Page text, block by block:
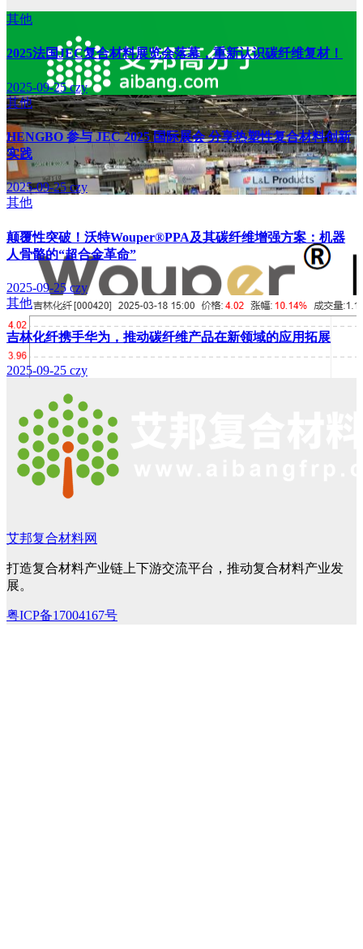
其他
2025法国JEC复合材料展览会落幕，重新认识碳纤维复材！
2025-09-25czy
其他
HENGBO 参与 JEC 2025 国际展会 分享热塑性复合材料创新
实践
2025-09-25czy
其他
颠覆性突破！沃特Wouper®PPA及其碳纤维增强方案：机器
人骨骼的“超合金革命”
2025-09-25 czy
其他
吉林化纤携手华为，推动碳纤维产品在新领域的应用拓展
2025-09-25 czy
艾邦复合材料网
打造复合材料产业链上下游交流平台，推动复合材料产业发
展。
粤ICP备17004167号